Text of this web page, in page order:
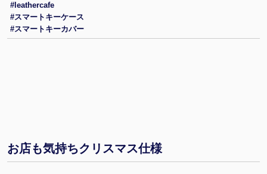
#leathercafe
#スマートキーケース
#スマートキーカバー
お店も気持ちクリスマス仕様